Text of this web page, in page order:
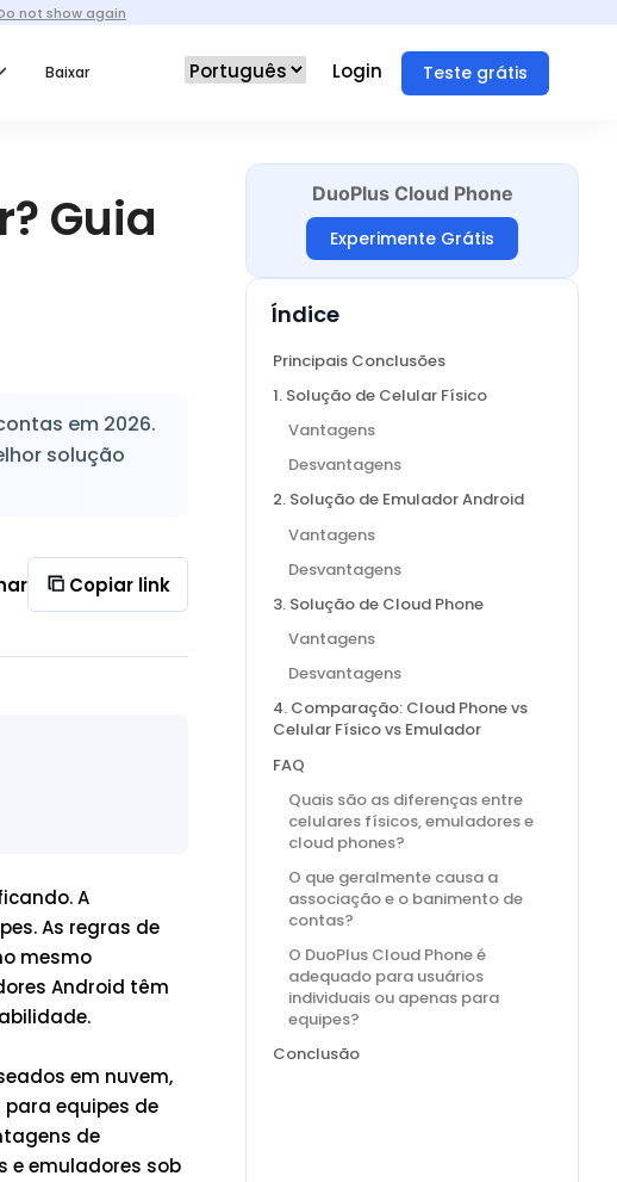
not show again
Baixar Login Teste grátis
Guia
em 2026.
solução
Copiar link
A
As regras de
mesmo
Android têm
em nuvem,
equipes de
de
e emuladores sob
DuoPlus Cloud Phone
Experimente Grátis
Índice
Principais Conclusões
1. Solução de Celular Físico
Vantagens
Desvantagens
2. Solução de Emulador Android
Vantagens
Desvantagens
3. Solução de Cloud Phone
Vantagens
Desvantagens
4. Comparação: Cloud Phone vs
Celular Físico vs Emulador
FAQ
Quais são as diferenças entre
celulares físicos, emuladores e
cloud phones?
O que geralmente causa a
associação e o banimento de
contas?
O DuoPlus Cloud Phone é
adequado para usuários
individuais ou apenas para
equipes?
Conclusão